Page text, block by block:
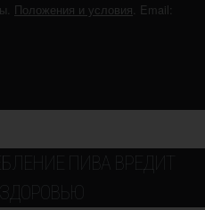
Положения и условия. Email:
ПИВА ВРЕДИТ